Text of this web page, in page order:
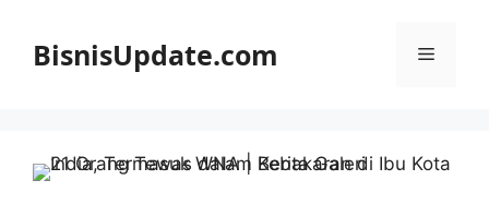
BisnisUpdate.com Menu